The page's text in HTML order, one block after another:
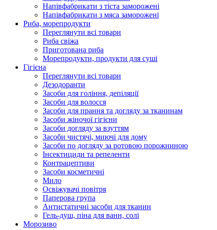
Напівфабрикати з тіста заморожені
Напівфабрикати з мяса заморожені
Риба, морепродукти
Переглянути всі товари
Риба свіжа
Приготована риба
Морепродукти, продукти для суші
Гігієна
Переглянути всі товари
Дезодоранти
Засоби для гоління, депіляції
Засоби для волосся
Засоби для прання та догляду за тканинам
Засоби жіночої гігієни
Засоби догляду за взуттям
Засоби чистячі, миючі для дому
Засоби по догляду за ротовою порожниною
Інсектициди та репеленти
Контрацептиви
Засоби косметичні
Мило
Освіжувачі повітря
Паперова група
Антистатичні засоби для тканин
Гель-душ, піна для ванн, солі
Морозиво